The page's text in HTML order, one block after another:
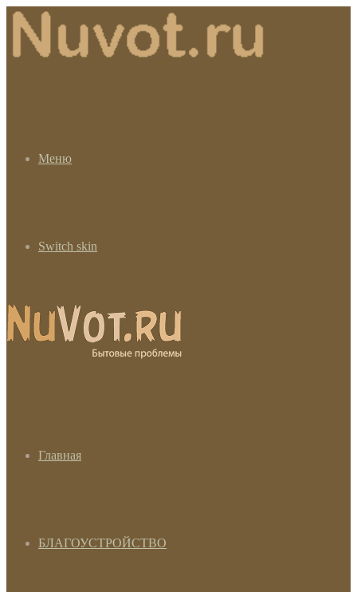
Меню
Switch skin
Главная
БЛАГОУСТРОЙСТВО